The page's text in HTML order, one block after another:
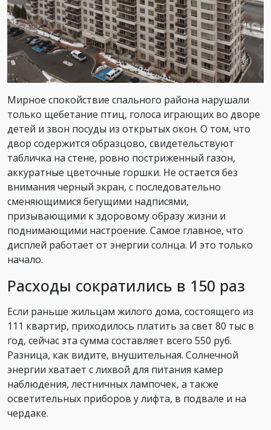
Мирное спокойствие спального района нарушали
только щебетание птиц, голоса играющих во дворе
детей и звон посуды из открытых окон. О том, что
двор содержится образцово, свидетельствуют
табличка на стене, ровно постриженный газон,
аккуратные цветочные горшки. Не остается без
внимания черный экран, с последовательно
сменяющимися бегущими надписями,
призывающими к здоровому образу жизни и
поднимающими настроение. Самое главное, что
дисплей работает от энергии солнца. И это только
начало.
Расходы сократились в 150 раз
Если раньше жильцам жилого дома, состоящего из
111 квартир, приходилось платить за свет 80 тыс в
год, сейчас эта сумма составляет всего 550 руб.
Разница, как видите, внушительная. Солнечной
энергии хватает с лихвой для питания камер
наблюдения, лестничных лампочек, а также
осветительных приборов у лифта, в подвале и на
чердаке.